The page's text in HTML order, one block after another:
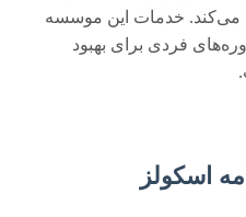
می‌کند. خدمات این موسسه
فردی برای بهبود